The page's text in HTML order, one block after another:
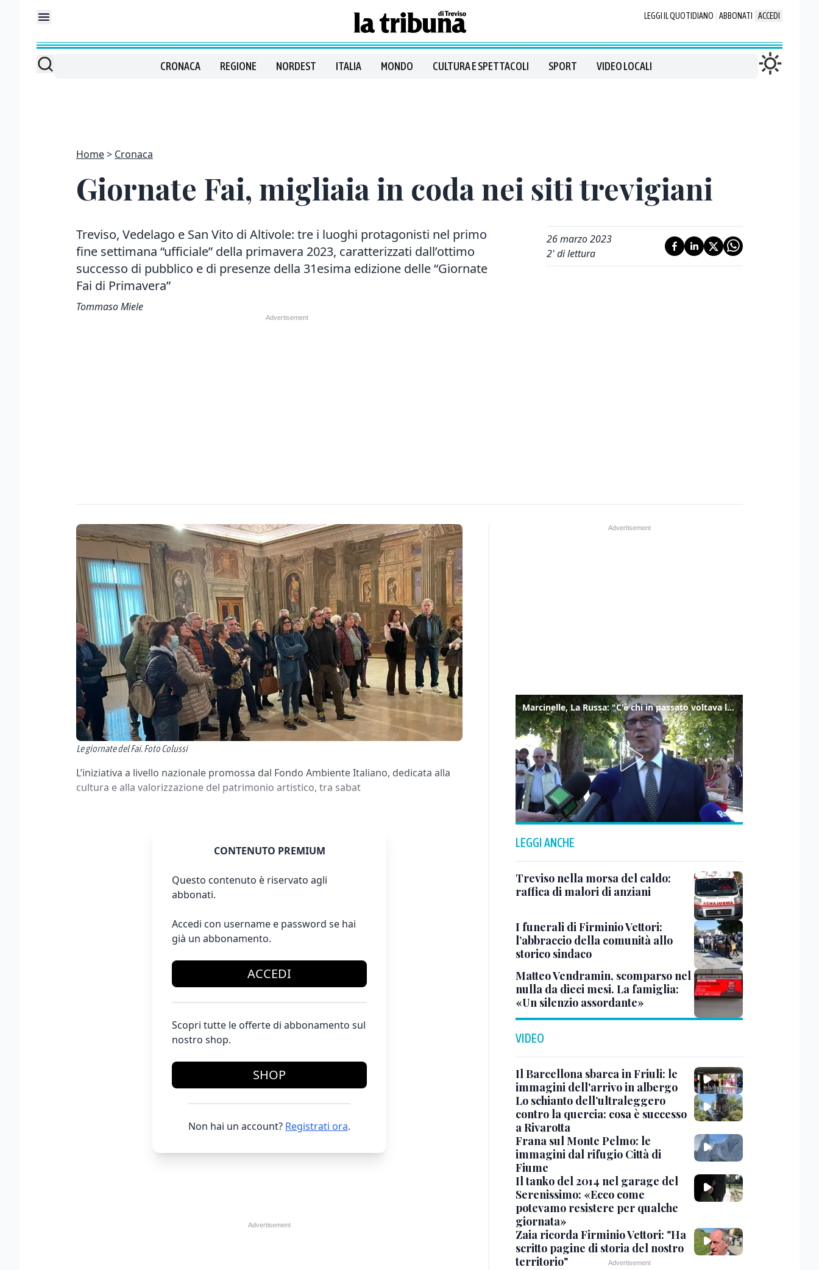
LEGGI IL QUOTIDIANO ABBONATI ACCEDI
CRONACA REGIONE NORDEST ITALIA MONDO CULTURA E SPETTACOLI SPORT VIDEO LOCALI
Home Cronaca
Giornate Fai, migliaia in coda nei siti trevigiani
Treviso, Vedelago e San Vito di Altivole: tre i luoghi protagonisti nel primo
fine settimana “ufficiale” della primavera 2023, caratterizzati dall’ottimo
successo di pubblico e di presenze della 31esima edizione delle “Giornate
Fai di Primavera”
Tommaso Miele
26 marzo 2023
2' di lettura
Le giornate del Fai. Foto Colussi
L’iniziativa a livello nazionale promossa dal Fondo Ambiente Italiano, dedicata alla
cultura e alla valorizzazione del patrimonio artistico, tra sabat
CONTENUTO PREMIUM
Questo contenuto è riservato agli
abbonati.
Accedi con username e password se hai
già un abbonamento.
ACCEDI
Scopri tutte le offerte di abbonamento sul
nostro shop.
SHOP
Non hai un account? Registrati ora.
Marcinelle, La Russa: "C'è chi in passato voltava le spalle a Marcinelle"
LEGGI ANCHE
Treviso nella morsa del caldo:
raffica di malori di anziani
I funerali di Firminio Vettori:
l’abbraccio della comunità allo
storico sindaco
Matteo Vendramin, scomparso nel
nulla da dieci mesi. La famiglia:
«Un silenzio assordante»
VIDEO
Il Barcellona sbarca in Friuli: le
immagini dell'arrivo in albergo
Lo schianto dell’ultraleggero
contro la quercia: cosa è successo
a Rivarotta
Frana sul Monte Pelmo: le
immagini dal rifugio Città di
Fiume
Il tanko del 2014 nel garage del
Serenissimo: «Ecco come
potevamo resistere per qualche
giornata»
Zaia ricorda Firminio Vettori: "Ha
scritto pagine di storia del nostro
territorio"